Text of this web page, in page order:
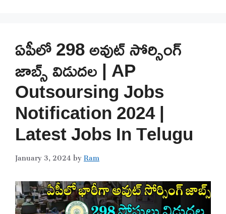
ఏపీలో 298 అవుట్ సోర్సింగ్
జాబ్స్ విడుదల | AP
Outsoursing Jobs
Notification 2024 |
Latest Jobs In Telugu
January 3, 2024byRam